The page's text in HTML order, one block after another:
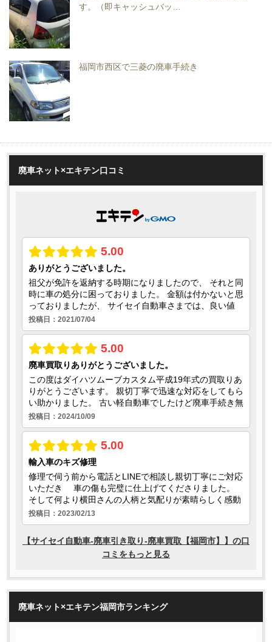
す。（即キャッシュバッ…
福岡市西区で三菱の廃車手続き
廃車ネット×エキテン口コミ
廃車ネット×エキテン福岡市ランキング